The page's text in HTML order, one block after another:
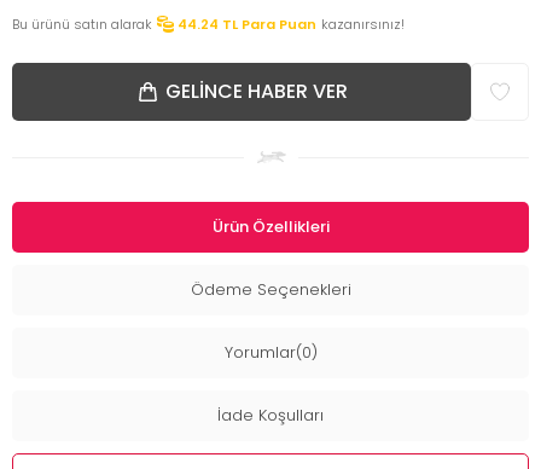
Bu ürünü satın alarak
44.24 TL Para Puan kazanırsınız!
GELINCE HABER VER
Ürün Özellikleri
Ödeme Seçenekleri
Yorumlar(0)
İade Koşulları